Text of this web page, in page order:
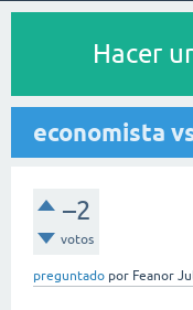
Hacer
economista
–2
votos
preguntado por Feanor